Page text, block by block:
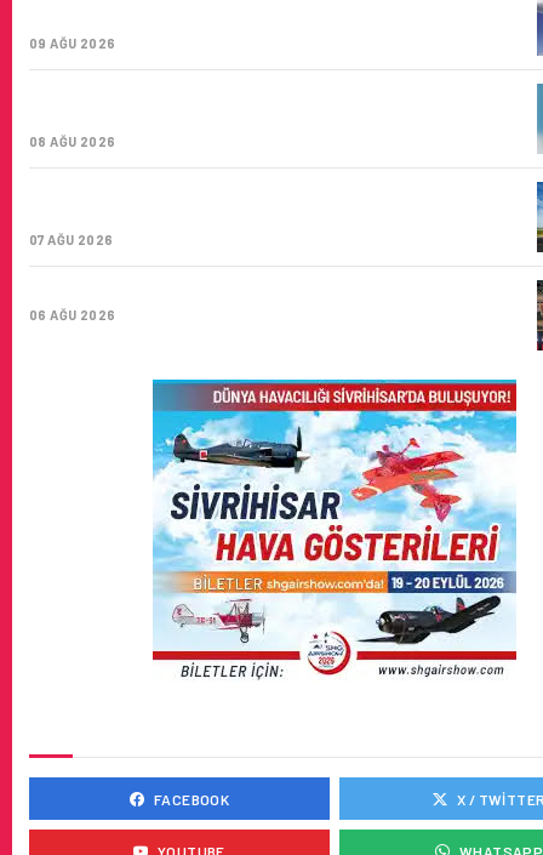
09 AĞU 2026
08 AĞU 2026
07 AĞU 2026
06 AĞU 2026
FACEBOOK X /
YOUTUBE WHATSAPP